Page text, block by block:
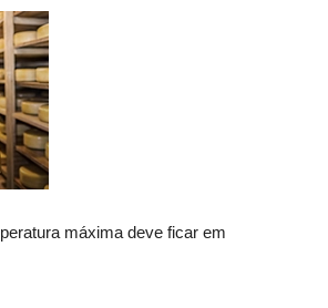
máxima deve ficar em